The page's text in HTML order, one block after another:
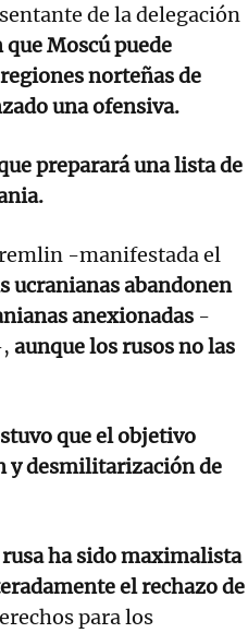
de la delegación
que Moscú puede
norteñas de
una ofensiva.
preparará una lista de
-manifestada el
ucranianas abandonen
anexionadas -
aunque los rusos no las
que el objetivo
y desmilitarización de
ha sido maximalista
el rechazo de
para los